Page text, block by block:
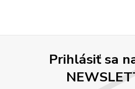
Prihlásiť sa